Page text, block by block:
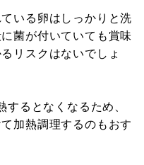
いる卵はしっかりと洗
菌が付いていても賞味
リスクはないでしょ
るとなくなるため、
加熱調理するのもおす